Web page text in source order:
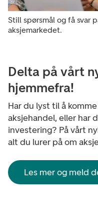
Still spørsmål og få svar
aksjemarkedet.
Delta på vårt
hjemmefra!
Har du lyst til å
aksjehandel, eller har
investering? På vårt
alt du lurer på om
Les mer og meld